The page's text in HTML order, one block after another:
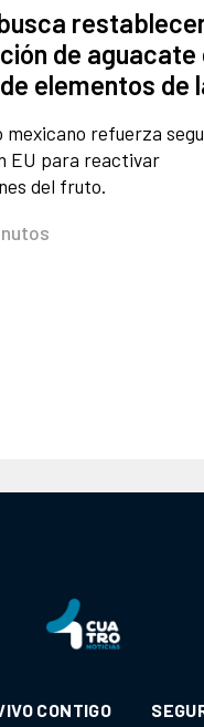
de aguacate
elementos de
mexicano refuerza
EU para reactivar
del fruto.
CONTIGO